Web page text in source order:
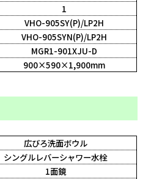
1
VHO-905SY(P)/LP2H
VHO-905SYN(P)/LP2H
MGR1-901XJU-D
900×590×1,900mm
広びろ洗面ボウル
シングルレバーシャワー水栓
1面鏡